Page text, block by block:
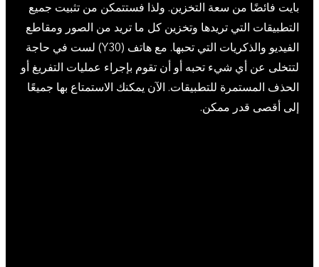
بايت فائضًا من سعة التخزين. ولذا فستتمكن من تثبيت جميع
التطبيقات التي تريدها وتخزين كل ما تريد من الصور ومقاطع
الفيديو والذكريات التي تحبها. مع هاتف (Y30) لست في حاجة
لتتخلى عن أي شيء تحبه أو أن تقوم بإجراء عمليات التفريغ أو
الحذف المستمرة للتطبيقات. الآن يمكنك الاستمتاع بها جميعًا
إلى أقصى قدر ممكن.